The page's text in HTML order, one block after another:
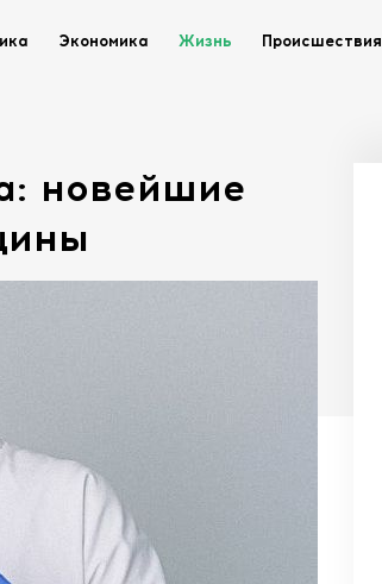
Экономика Жизнь Происшествия
новейшие